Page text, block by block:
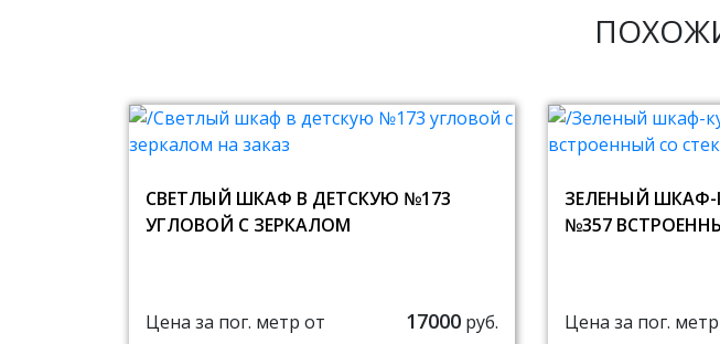
СВЕТЛЫЙ ШКАФ В ДЕТСКУЮ №173
УГЛОВОЙ С ЗЕРКАЛОМ
Цена за пог. метр от 17000 руб.
ЗЕЛЕНЫЙ ШКАФ-
№357
Цена за пог.